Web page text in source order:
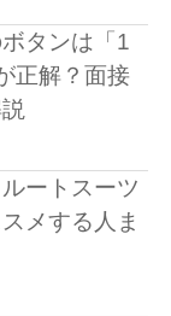
タンは「1
正解？面接
ートスーツ
メする人ま